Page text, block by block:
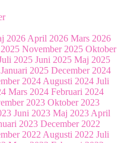
2026 April 2026 Mars 2026
November 2025 Oktober
2025 Juni 2025 Maj 2025
Januari 2025 December 2024
2024 Augusti 2024 Juli
Mars 2024 Februari 2024
2023 Oktober 2023
Juni 2023 Maj 2023 April
2023 December 2022
2022 Augusti 2022 Juli